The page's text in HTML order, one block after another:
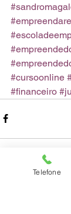
#cursoonline
#financeiro
Telefone